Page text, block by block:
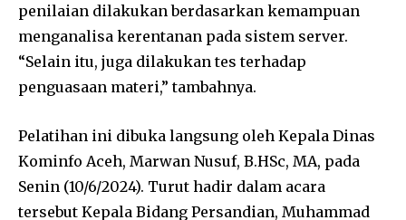
penilaian dilakukan berdasarkan kemampuan
menganalisa kerentanan pada sistem server.
“Selain itu, juga dilakukan tes terhadap
penguasaan materi,” tambahnya.
Pelatihan ini dibuka langsung oleh Kepala Dinas
Kominfo Aceh, Marwan Nusuf, B.HSc, MA, pada
Senin (10/6/2024). Turut hadir dalam acara
tersebut Kepala Bidang Persandian, Muhammad